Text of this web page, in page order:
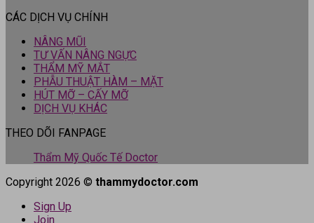
CÁC DỊCH VỤ CHÍNH
NÂNG MŨI
TƯ VẤN NÂNG NGỰC
THẨM MỸ MẮT
PHẪU THUẬT HÀM – MẶT
HÚT MỠ – CẤY MỠ
DỊCH VỤ KHÁC
THEO DÕI FANPAGE
Thẩm Mỹ Quốc Tế Doctor
Copyright 2026 © thammydoctor.com
Sign Up
Join